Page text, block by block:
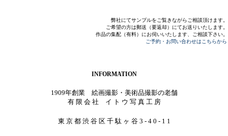
弊社にてサンプルをご覧きながらご相談頂けます。
ご希望の方は郵送（要返却）にてお送りいたします。
作品の集配（有料）にお伺いいたします、ご相談下さい。
ご予約・お問い合わせはこちらから
INFORMATION
1909年創業 絵画撮影・美術品撮影の老舗
有 限 会 社 イ ト ウ 写 真 工 房
東 京 都 渋 谷 区 千 駄 ヶ 谷 3 - 4 0 - 1 1